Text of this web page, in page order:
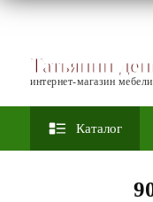
Татьянин
интернет-магазин мебели
Каталог